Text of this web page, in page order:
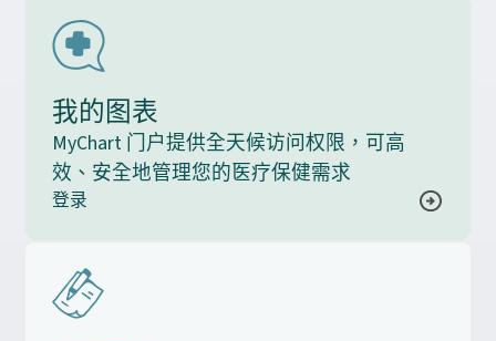
我的图表
MyChart 门户提供全天候访问权限，可高
效、安全地管理您的医疗保健需求
登录